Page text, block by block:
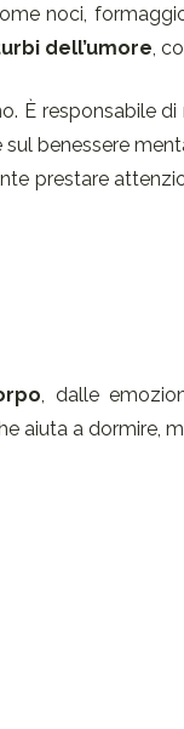
noci,
dell’umore,
È responsabile
benessere
prestare
, dalle
aiuta a dormire,